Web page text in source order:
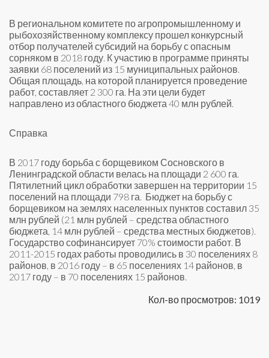
В региональном комитете по агропромышленному и
рыбохозяйственному комплексу прошел конкурсный
отбор получателей субсидий на борьбу с опасным
сорняком в 2018 году. К участию в программе приняты
заявки 68 поселений из 15 муниципальных районов.
Общая площадь, на которой планируется проведение
работ, составляет 2 300 га. На эти цели будет
направлено из областного бюджета 40 млн рублей.
Справка
В 2017 году борьба с борщевиком Сосновского в
Ленинградской области велась на площади 2 600 га.
Пятилетний цикл обработки завершен на территории 15
поселений на площади 798 га. Бюджет на борьбу с
борщевиком на землях населенных пунктов составил 35
млн рублей (21 млн рублей – средства областного
бюджета, 14 млн рублей – средства местных бюджетов).
Государство софинансирует 70% стоимости работ. В
2011-2015 годах работы проводились в 30 поселениях 8
районов, в 2016 году – в 65 поселениях 14 районов, в
2017 году – в 70 поселениях 15 районов.
Кол-во просмотров: 1019